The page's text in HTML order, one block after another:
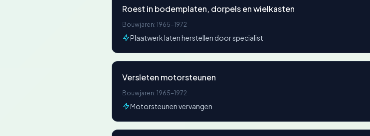
Roest in bodemplaten, dorpels en wielkasten
Bouwjaren: 1965-1972
Plaatwerk laten herstellen door specialist
Versleten motorsteunen
Bouwjaren: 1965-1972
Motorsteunen vervangen